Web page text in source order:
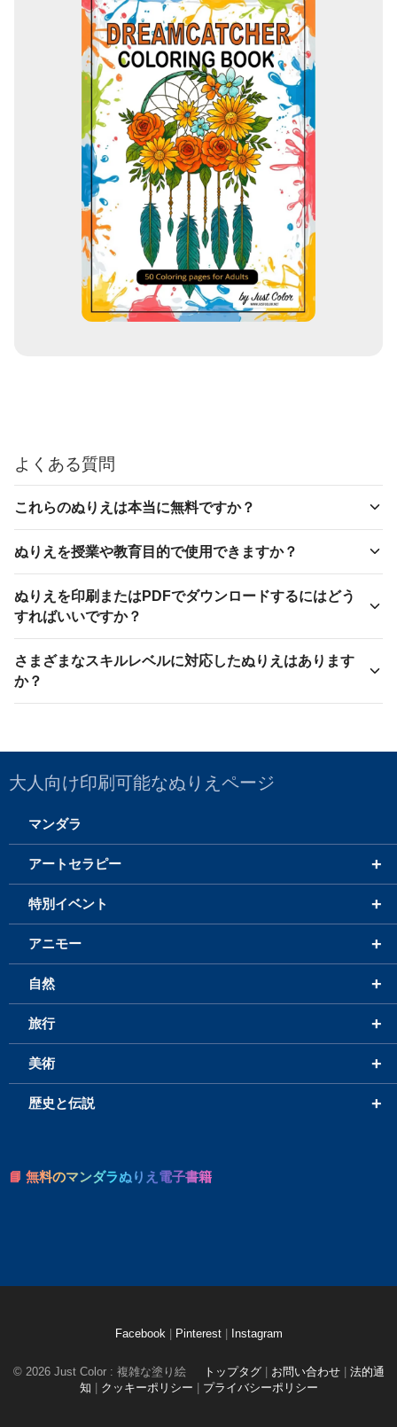
よくある質問
これらのぬりえは本当に無料ですか？
ぬりえを授業や教育目的で使用できますか？
ぬりえを印刷またはPDFでダウンロードするにはどう
すればいいですか？
さまざまなスキルレベルに対応したぬりえはあります
か？
大人向け印刷可能なぬりえページ
マンダラ
+
アートセラピー
+
特別イベント
+
アニモー
+
自然
+
旅行
+
美術
+
歴史と伝説
📘 無料のマンダラぬりえ電子書籍
Facebook Pinterest Instagram
© 2026 Just Color : 複雑な塗り絵 トップタグ お問い合わせ
法的通
知
クッキーポリシー プライバシーポリシー